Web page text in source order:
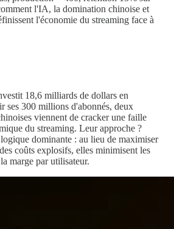
l'IA, la domination chinoise et
l'économie du streaming face à
18,6 milliards de dollars en
ses 300 millions d'abonnés, deux
viennent de cracker une faille
du streaming. Leur approche ?
dominante : au lieu de maximiser
coûts explosifs, elles minimisent les
marge par utilisateur.